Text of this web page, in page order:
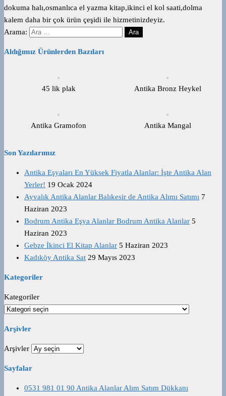
dokuma halı,osmanlıca el yazma kitap,ikinci el kol saati,dolma
kalem daha bir çok ürün çeşidi ile hizmetinizdeyiz.
Arama:
Aldığımız Ürünlerden Bazıları
45 lik plak Antika Bronz Heykel
Antika Gramofon Antika Mangal
Son Yazılarımız
Antika Eşyaları En Yüksek Fiyatla Alanlar: İşte Antika Alan
Yerler! 19 Ocak 2024
Ayvalık Antika Alanlar Balıkesir de Antika Alımı Satımı 7
Haziran 2023
Bodrum Antika Eşya Alanlar Bodrum Antika Alanlar 5
Haziran 2023
Gebze İkinci El Kitap Alanlar 5 Haziran 2023
Kadıköy Antika Sat 29 Mayıs 2023
Kategoriler
Kategoriler
Arşivler
Arşivler
Sayfalar
0531 981 01 90 Antika Alanlar Alım Satım Dükkanı